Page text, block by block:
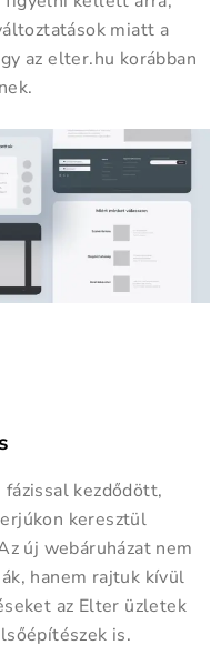
miatt a
az elter.hu korábban
kezdődött,
keresztül
új webáruházat nem
hanem rajtuk kívül
az Elter üzletek
is.